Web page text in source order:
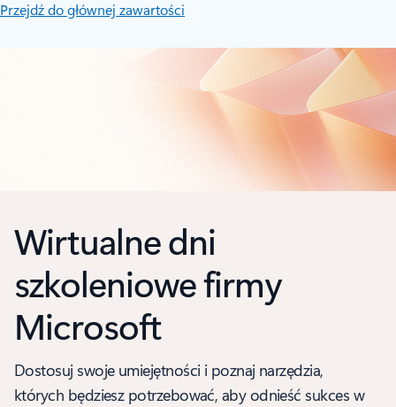
Przejdź do głównej zawartości
Wirtualne dni
szkoleniowe firmy
Microsoft
Dostosuj swoje umiejętności i poznaj narzędzia,
których będziesz potrzebować, aby odnieść sukces w